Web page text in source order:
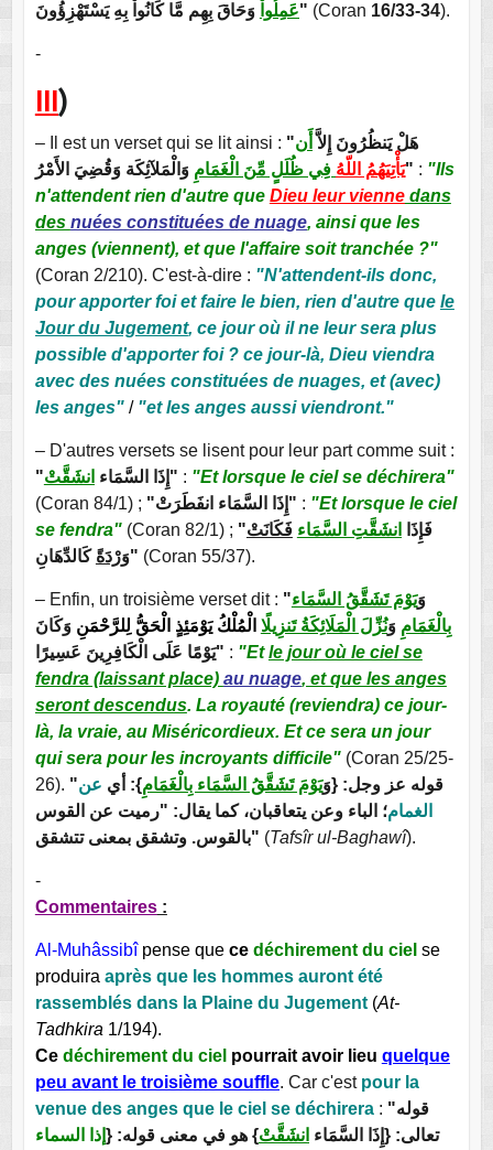
عَمِلُواْوَحَاقَ بِهِم مَّا كَانُواْ بِهِ يَسْتَهْزِؤُونَ" (Coran 16/33-34).
-
III)
– Il est un verset qui se lit ainsi : "هَلْ يَنظُرُونَ إِلاَّ أَن
يَأْتِيَهُمُ اللّهُ فِي ظُلَلٍ مِّنَ الْغَمَامِ وَالْمَلآئِكَة وَقُضِيَ الأَمْرُ" : "Ils
n'attendent rien d'autre que Dieu leur viennedans
des nuées constituées de nuage, ainsi que les
anges (viennent), et que l'affaire soit tranchée ?"
(Coran 2/210). C'est-à-dire : "N'attendent-ils donc,
pour apporter foi et faire le bien, rien d'autre que le
Jour du Jugement, ce jour où il ne leur sera plus
possible d'apporter foi ? ce jour-là, Dieu viendra
avec des nuées constituées de nuages, et (avec)
les anges" / "et les anges aussi viendront."
– D'autres versets se lisent pour leur part comme suit :
"إِذَا السَّمَاء انشَقَّتْ " : "Et lorsque le ciel se déchirera"
(Coran 84/1) ;
"إِذَا السَّمَاء انفَطَرَتْ" : "Et lorsque le ciel
se fendra"(Coran 82/1) ; "فَإِذَا انشَقَّتِ السَّمَاء فَكَانَتْ
وَرْدَةًكَالدِّهَانِ" (Coran 55/37).
– Enfin, un troisième verset dit : "وَيَوْمَ تَشَقَّقُ السَّمَاء
بِالْغَمَامِ وَنُزِّلَ الْمَلَائِكَةُ تَنزِيلًا الْمُلْكُ يَوْمَئِذٍ الْحَقُّ لِلرَّحْمَنِ وَكَانَ
يَوْمًا عَلَى الْكَافِرِينَ عَسِيرًا" : "Etle jour où le ciel se
fendra (laissant place) au nuage, et que les anges
seront descendus. La royauté (reviendra) ce jour-
là, la vraie, au Miséricordieux. Et ce sera un jour
qui sera pour les incroyants difficile"(Coran 25/25-
26).
"قوله عز وجل: {وَيَوْمَ تَشَقَّقُ السَّمَاء بِالْغَمَامِ}: أي عن
الغمام؛ الباء وعن يتعاقبان، كما يقال: "رميت عن القوس
بالقوس. وتشقق بمعنى تتشقق" (Tafsîr ul-Baghawî).
-
Commentaires:
Al-Muhâssibîpense que ce déchirement du ciel se
produira après que les hommes auront été
rassemblés dans la Plaine du Jugement(At-
Tadhkira 1/194).
Ce déchirement du ciel pourrait avoir lieu quelque
peu avant le troisième souffle. Car c'est pour la
venue des anges que le ciel se déchirera: "قوله
تعالى: {إِذَا السَّمَاء انشَقَّتْ} هو في معنى قوله: { إذا السماء